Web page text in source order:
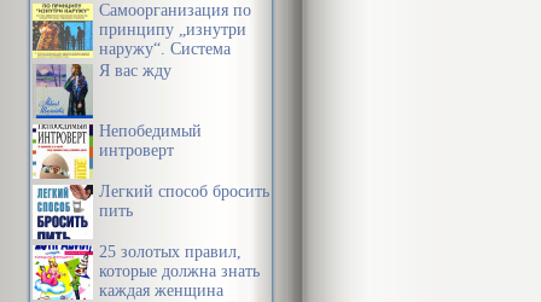
Самоорганизация по
принципу „изнутри
наружу“. Система
эффективной
предметной среды,
информации и
времени
Я вас жду
Непобедимый
интроверт
Легкий способ бросить
пить
25 золотых правил,
которые должна знать
каждая женщина